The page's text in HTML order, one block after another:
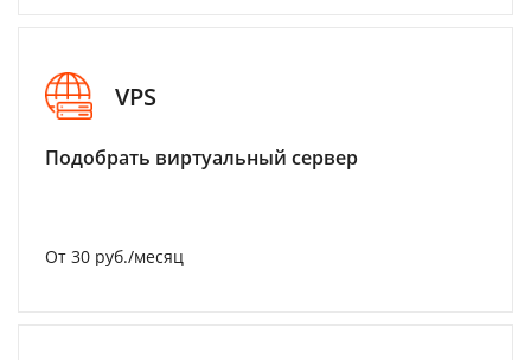
VPS
Подобрать виртуальный сервер
От 30 руб./месяц